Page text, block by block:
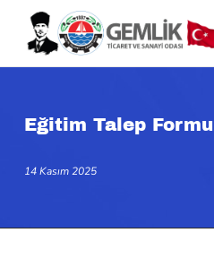
main
Eğitim Talep Formu
14 Kasım 2025